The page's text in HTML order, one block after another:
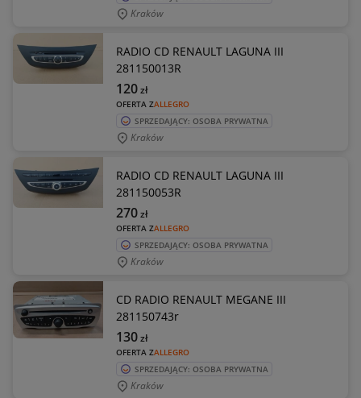
Kraków
RADIO CD RENAULT LAGUNA III
281150013R
OFERTA ZALLEGRO
120zł
SPRZEDAJĄCY: OSOBA PRYWATNA
Kraków
RADIO CD RENAULT LAGUNA III
281150053R
OFERTA ZALLEGRO
270zł
SPRZEDAJĄCY: OSOBA PRYWATNA
Kraków
CD RADIO RENAULT MEGANE III
281150743r
OFERTA ZALLEGRO
130zł
SPRZEDAJĄCY: OSOBA PRYWATNA
Kraków